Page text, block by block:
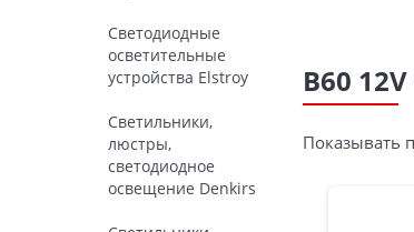
Светодиодные
осветительные
устройства Elstroy
Светильники,
люстры,
светодиодное
освещение Denkirs
B60
Показывать